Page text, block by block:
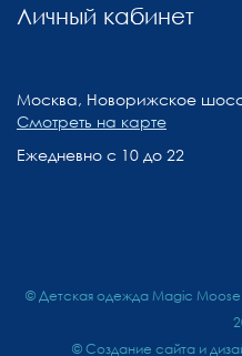
Личный кабинет
Москва, Новорижское
Смотреть на карте
Ежедневно с 10 до 22
© Детская одежда Magic
© Создание сайта и